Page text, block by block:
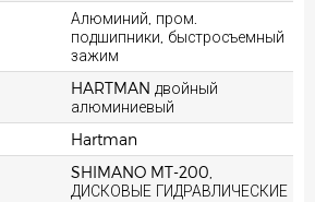
Алюминий, пром.
подшипники, быстросъемный
зажим
HARTMAN двойный
алюминиевый
Hartman
SHIMANO MT-200,
ДИСКОВЫЕ ГИДРАВЛИЧЕСКИЕ